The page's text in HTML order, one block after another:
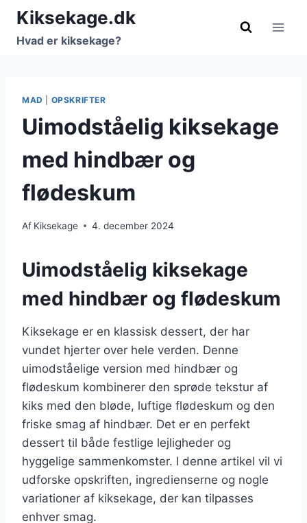
Fortsæt
indhold
Kiksekage.dk
Hvad er kiksekage?
MAD OPSKRIFTER
Uimodståelig kiksekage
med hindbær og
flødeskum
Af Kiksekage 4. december 2024
Uimodståelig kiksekage
med hindbær og flødeskum
Kiksekage er en klassisk dessert, der har
vundet hjerter over hele verden. Denne
uimodståelige version med hindbær og
flødeskum kombinerer den sprøde tekstur af
kiks med den bløde, luftige flødeskum og den
friske smag af hindbær. Det er en perfekt
dessert til både festlige lejligheder og
hyggelige sammenkomster. I denne artikel vil vi
udforske opskriften, ingredienserne og nogle
variationer af kiksekage, der kan tilpasses
enhver smag.